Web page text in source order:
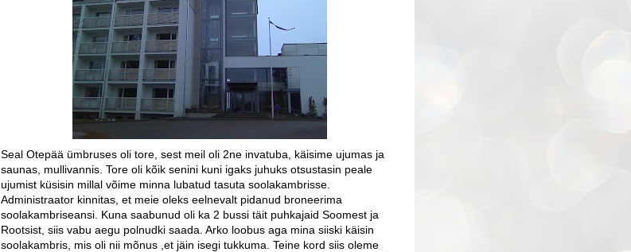
Seal Otepää ümbruses oli tore, sest meil oli 2ne invatuba, käisime ujumas ja
saunas, mullivannis. Tore oli kõik senini kuni igaks juhuks otsustasin peale
ujumist küsisin millal võime minna lubatud tasuta soolakambrisse.
Administraator kinnitas, et meie oleks eelnevalt pidanud broneerima
soolakambriseansi. Kuna saabunud oli ka 2 bussi täit puhkajaid Soomest ja
Rootsist, siis vabu aegu polnudki saada. Arko loobus aga mina siiski käisin
soolakambris, mis oli nii mõnus ,et jäin isegi tukkuma. Teine kord siis oleme